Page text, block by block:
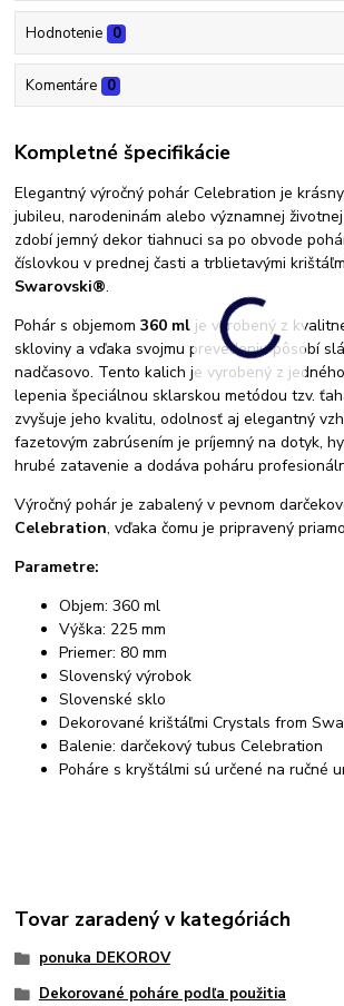
Hodnotenie 0
Komentáre 0
Kompletné špecifikácie
Elegantný výročný pohár Celebration je
jubileu, narodeninám alebo významnej
zdobí jemný dekor tiahnuci sa po obvode
číslovkou v prednej časti a trblietavými
Swarovski®.
Pohár s objemom360 ml je vyrobený z
skloviny a vďaka svojmu prevedeniu pôsobí
nadčasovo. Tento kalich je vyrobený z
lepenia špeciálnou sklarskou metódou tzv.
zvyšuje jeho kvalitu, odolnosť aj elegantný
fazetovým zabrúsením je príjemný na dotyk,
hrubé zatavenie a dodáva poháru
Výročný pohár je zabalený v pevnom
Celebration, vďaka čomu je pripravený
Parametre:
Objem: 360 ml
Výška: 225 mm
Priemer: 80 mm
Slovenský výrobok
Slovenské sklo
Dekorované krištáľmi Crystals from
Balenie: darčekový tubus Celebration
Poháre s kryštálmi sú určené na ručné
Tovar zaradený v kategóriách
ponuka DEKOROV
Dekorované poháre podľa použitia